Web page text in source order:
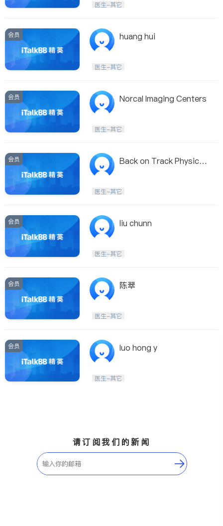
医生-其它
会员 huang hui
医生-其它
会员 Norcal Imaging Centers
医生-其它
会员
Back on Track Physical
医生-其它
会员 liu chunn
医生-其它
会员 陈翠
医生-其它
会员 luo hong y
医生-其它
请订阅我们的新闻